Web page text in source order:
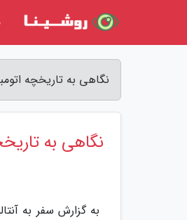
نگاهی به تاریخچه
نگاهی به
به گزارش سفر به